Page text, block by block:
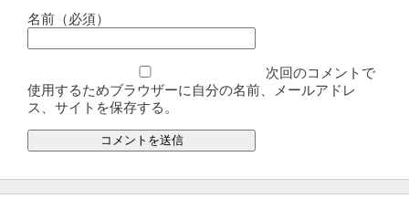
名前（必須）
次回のコメントで
使用するためブラウザーに自分の名前、メールアドレ
ス、サイトを保存する。